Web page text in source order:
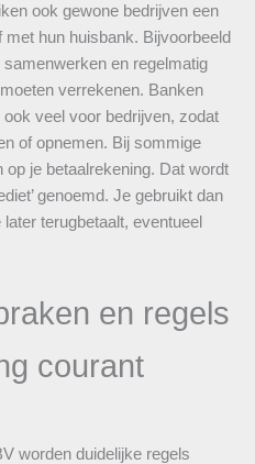
ook gewone bedrijven een
hun huisbank. Bijvoorbeeld
en regelmatig
verrekenen. Banken
veel voor bedrijven, zodat
of opnemen. Bij sommige
je betaalrekening. Dat wordt
genoemd. Je gebruikt dan
terugbetaalt, eventueel
en regels
courant
worden duidelijke regels